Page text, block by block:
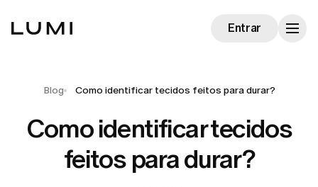
Entrar
Blog Como identificar tecidos feitos para durar?
Como identificar tecidos
feitos para durar?